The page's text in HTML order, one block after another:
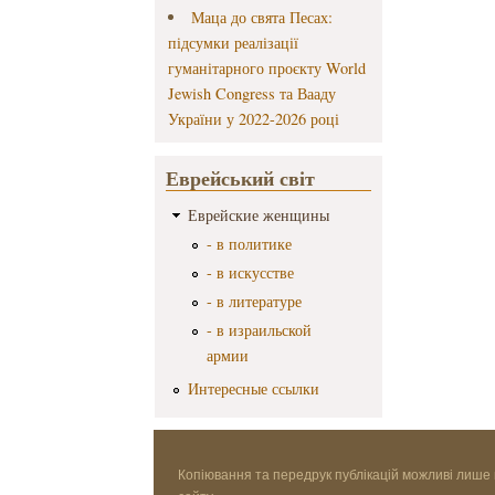
Маца до свята Песах:
підсумки реалізації
гуманітарного проєкту World
Jewish Congress та Вааду
України у 2022-2026 році
Еврейський світ
Еврейские женщины
- в политике
- в искусстве
- в литературе
- в израильской
армии
Интересные ссылки
Копіювання та передрук публікацій можливі лише